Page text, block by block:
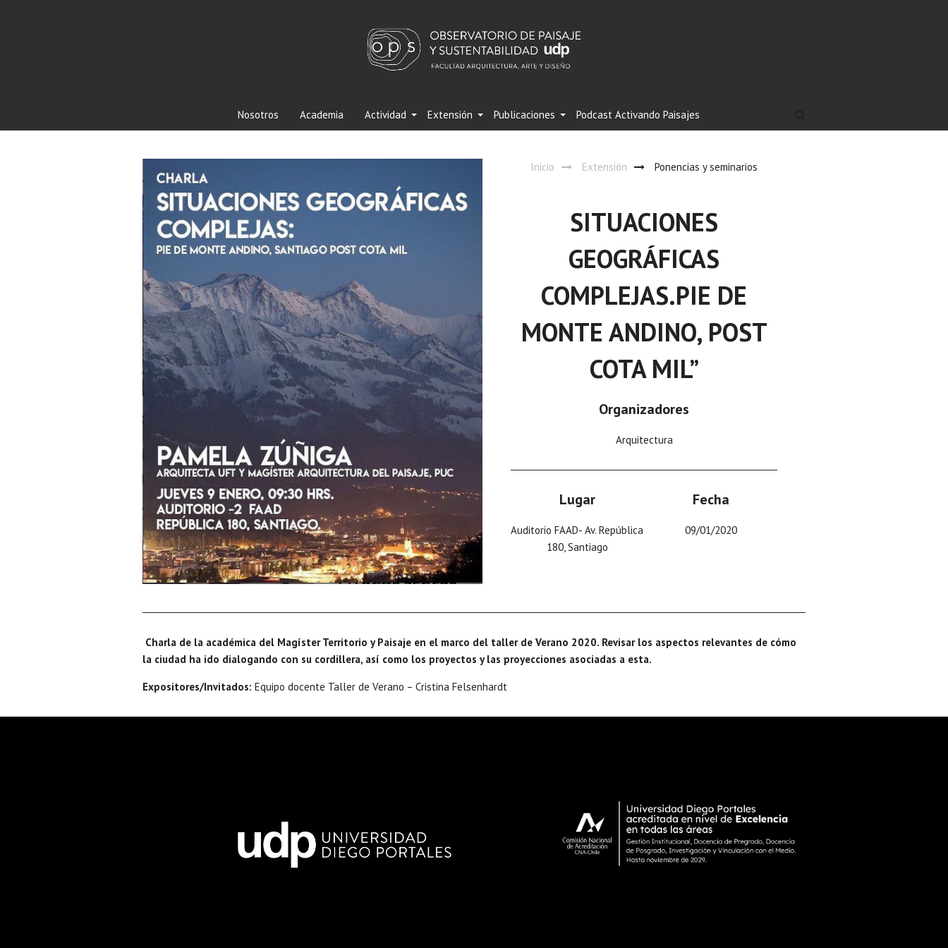
Nosotros Academia Actividad Extensión Publicaciones Podcast Activando Paisajes
Inicio Extensión Ponencias y seminarios
SITUACIONES
GEOGRÁFICAS
COMPLEJAS.PIE DE
MONTE ANDINO, POST
COTA MIL”
Organizadores
Arquitectura
Lugar
Auditorio FAAD- Av. República
180, Santiago
Fecha
09/01/2020
Charla de la académica del Magíster Territorio y Paisaje en el marco del taller de Verano 2020. Revisar los aspectos relevantes de cómo
la ciudad ha ido dialogando con su cordillera, así como los proyectos y las proyecciones asociadas a esta.
Expositores/Invitados: Equipo docente Taller de Verano – Cristina Felsenhardt